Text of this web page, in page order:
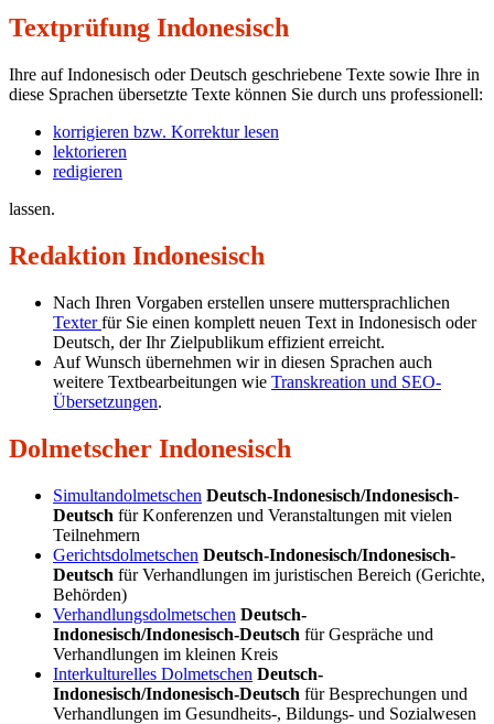
Textprüfung Indonesisch
Ihre auf Indonesisch oder Deutsch geschriebene Texte sowie Ihre in
diese Sprachen übersetzte Texte können Sie durch uns professionell:
korrigieren bzw. Korrektur lesen
lektorieren
redigieren
lassen.
Redaktion Indonesisch
Nach Ihren Vorgaben erstellen unsere muttersprachlichen
Texterfür Sie einen komplett neuen Text in Indonesisch oder
Deutsch, der Ihr Zielpublikum effizient erreicht.
Auf Wunsch übernehmen wir in diesen Sprachen auch
weitere Textbearbeitungen wie Transkreation und SEO-
Übersetzungen.
Dolmetscher Indonesisch
Simultandolmetschen Deutsch-Indonesisch/Indonesisch-
Deutsch für Konferenzen und Veranstaltungen mit vielen
Teilnehmern
Gerichtsdolmetschen Deutsch-Indonesisch/Indonesisch-
Deutsch für Verhandlungen im juristischen Bereich (Gerichte,
Behörden)
Verhandlungsdolmetschen Deutsch-
Indonesisch/Indonesisch-Deutsch für Gespräche und
Verhandlungen im kleinen Kreis
Interkulturelles Dolmetschen Deutsch-
Indonesisch/Indonesisch-Deutsch für Besprechungen und
Verhandlungen im Gesundheits-, Bildungs- und Sozialwesen